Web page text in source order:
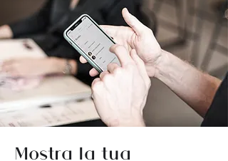
Mostra la tua